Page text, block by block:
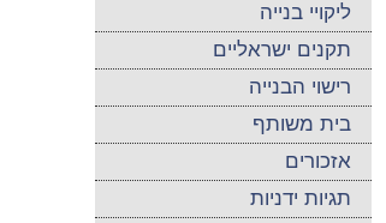
ליקויי בנייה
תקנים ישראליים
רישוי הבנייה
בית משותף
אזכורים
תגיות ידניות